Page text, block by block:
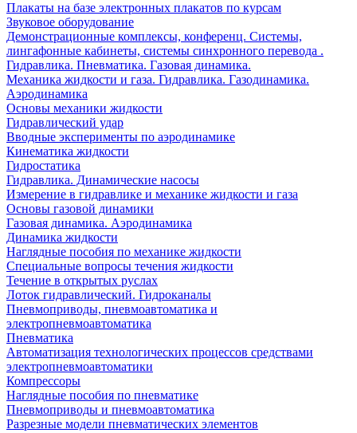
Плакаты на базе электронных плакатов по курсам
Звуковое оборудование
Демонстрационные комплексы, конференц. Системы,
лингафонные кабинеты, системы синхронного перевода .
Гидравлика. Пневматика. Газовая динамика.
Механика жидкости и газа. Гидравлика. Газодинамика.
Аэродинамика
Основы механики жидкости
Гидравлический удар
Вводные эксперименты по аэродинамике
Кинематика жидкости
Гидростатика
Гидравлика. Динамические насосы
Измерение в гидравлике и механике жидкости и газа
Основы газовой динамики
Газовая динамика. Аэродинамика
Динамика жидкости
Наглядные пособия по механике жидкости
Специальные вопросы течения жидкости
Течение в открытых руслах
Лоток гидравлический. Гидроканалы
Пневмоприводы, пневмоавтоматика и
электропневмоавтоматика
Пневматика
Автоматизация технологических процессов средствами
электропневмоавтоматики
Компрессоры
Наглядные пособия по пневматике
Пневмоприводы и пневмоавтоматика
Разрезные модели пневматических элементов